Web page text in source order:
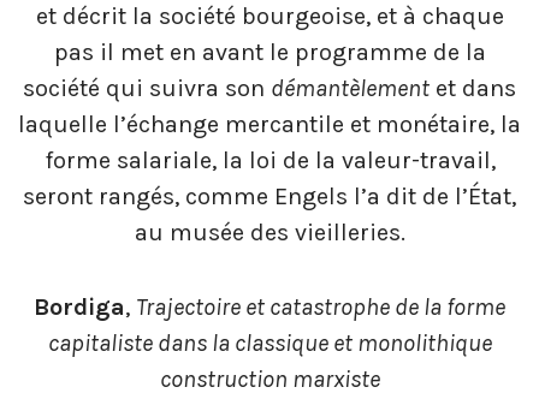
et décrit la société bourgeoise, et à chaque
pas il met en avant le programme de la
société qui suivra son démantèlement et dans
laquelle l’échange mercantile et monétaire, la
forme salariale, la loi de la valeur-travail,
seront rangés, comme Engels l’a dit de l’État,
au musée des vieilleries.
Bordiga, Trajectoire et catastrophe de la forme
capitaliste dans la classique et monolithique
construction marxiste